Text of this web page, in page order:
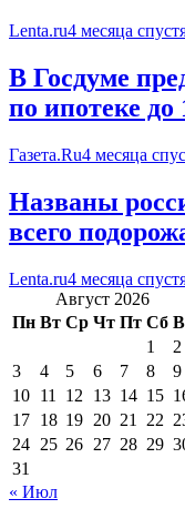
Lenta.ru4 месяца
В Госдуме
по ипотеке до
Газета.Ru4 месяца
Названы
всего
Lenta.ru4 месяца
Август 2026
Пн Вт Ср Чт Пт Сб
1
2
3
4 5 6 7 8
9
10 11 12 13 14 15
17 18 19 20 21 22
24 25 26 27 28 29
31
« Июл